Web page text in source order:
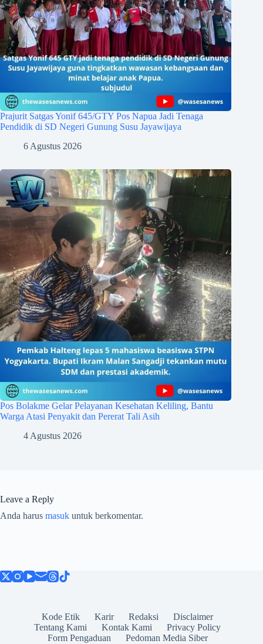
Prajurit Satgas Yonif 645/GTY Pos Napua Jadi Tenaga
Pendidik di SD Negeri Gunung Susu Jayawijaya
6 Agustus 2026
Pos Bolakme Gelar Pelayanan Kesehatan Keliling, Bantu
Warga Atasi Penyakit dan Pererat Tali Asih
4 Agustus 2026
Leave a Reply
Anda harus masuk untuk berkomentar.
Kode Etik Karir Redaksi
Disclaimer
Tentang Kami
Kontak Kami
Privacy Policy
Form Pengaduan
Pedoman Media Siber